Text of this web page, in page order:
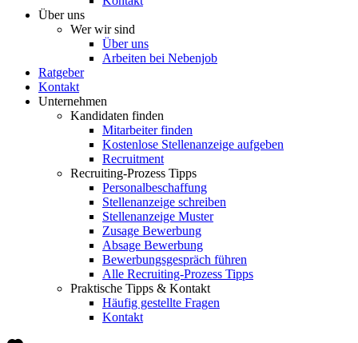
Über uns
Wer wir sind
Über uns
Arbeiten bei Nebenjob
Ratgeber
Kontakt
Unternehmen
Kandidaten finden
Mitarbeiter finden
Kostenlose Stellenanzeige aufgeben
Recruitment
Recruiting-Prozess Tipps
Personalbeschaffung
Stellenanzeige schreiben
Stellenanzeige Muster
Zusage Bewerbung
Absage Bewerbung
Bewerbungsgespräch führen
Alle Recruiting-Prozess Tipps
Praktische Tipps & Kontakt
Häufig gestellte Fragen
Kontakt